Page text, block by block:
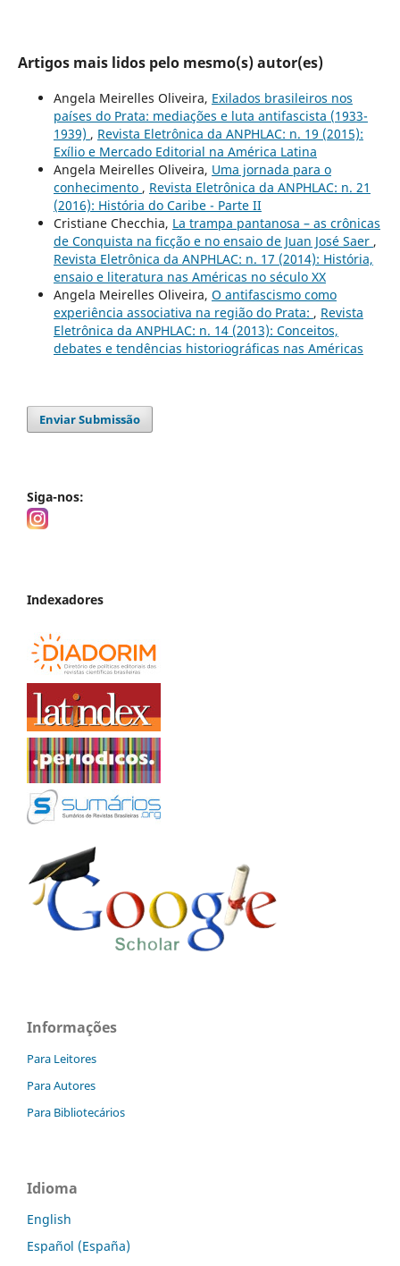
Artigos mais lidos pelo mesmo(s) autor(es)
Angela Meirelles Oliveira, Exilados brasileiros nos
países do Prata: mediações e luta antifascista (1933-
1939) , Revista Eletrônica da ANPHLAC: n. 19 (2015):
Exílio e Mercado Editorial na América Latina
Angela Meirelles Oliveira, Uma jornada para o
conhecimento , Revista Eletrônica da ANPHLAC: n. 21
(2016): História do Caribe - Parte II
Cristiane Checchia, La trampa pantanosa – as crônicas
de Conquista na ficção e no ensaio de Juan José Saer ,
Revista Eletrônica da ANPHLAC: n. 17 (2014): História,
ensaio e literatura nas Américas no século XX
Angela Meirelles Oliveira, O antifascismo como
experiência associativa na região do Prata: , Revista
Eletrônica da ANPHLAC: n. 14 (2013): Conceitos,
debates e tendências historiográficas nas Américas
Enviar Submissão
Siga-nos:
Indexadores
Informações
Para Leitores
Para Autores
Para Bibliotecários
Idioma
English
Español (España)